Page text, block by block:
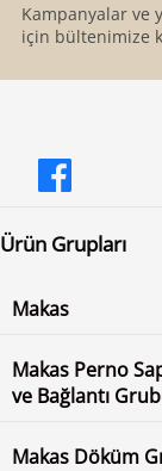
Kampanyalar ve
için bültenimize
Ürün Grupları
Makas
Makas Perno
ve Bağlantı
Makas Döküm